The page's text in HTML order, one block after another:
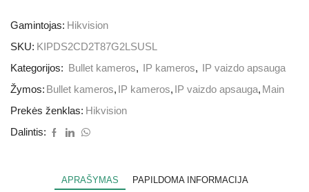
Gamintojas: Hikvision
SKU: KIPDS2CD2T87G2LSUSL
Kategorijos:
Bullet kameros, IP kameros,
IP vaizdo apsauga
Žymos: Bullet kameros, IP kameros, IP vaizdo apsauga, Main
Prekės ženklas: Hikvision
Dalintis:
APRAŠYMAS PAPILDOMA INFORMACIJA